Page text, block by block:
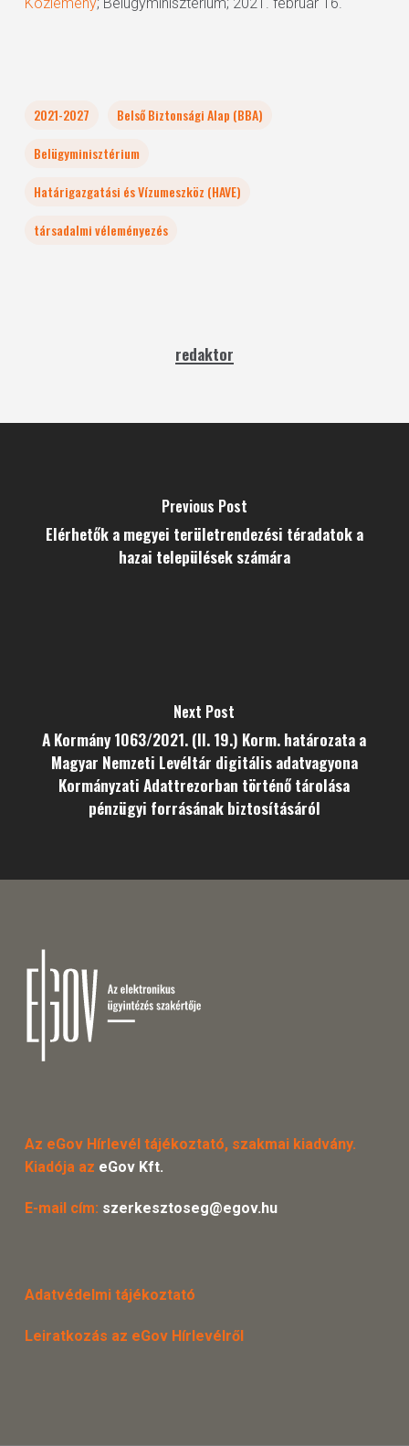
2021-2027
Belső Biztonsági Alap (BBA)
Belügyminisztérium
Határigazgatási és Vízumeszköz (HAVE)
társadalmi véleményezés
redaktor
Previous Post
Elérhetők a megyei területrendezési téradatok a
hazai települések számára
Next Post
A Kormány 1063/2021. (II. 19.) Korm. határozata a
Magyar Nemzeti Levéltár digitális adatvagyona
Kormányzati Adattrezorban történő tárolása
pénzügyi forrásának biztosításáról
Az eGov Hírlevél tájékoztató, szakmai kiadvány.
Kiadója az eGov Kft.
E-mail cím: szerkesztoseg@egov.hu
Adatvédelmi tájékoztató
Leiratkozás az eGov Hírlevélről